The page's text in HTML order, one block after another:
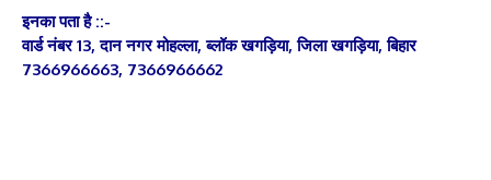
इनका पता है ::-
वार्ड नंबर 13, दान नगर मोहल्ला, ब्लॉक खगड़िया, जिला खगड़िया, बिहार
7366966663, 7366966662